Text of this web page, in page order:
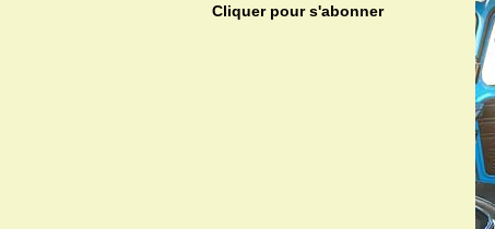
Cliquer pour s'abonner